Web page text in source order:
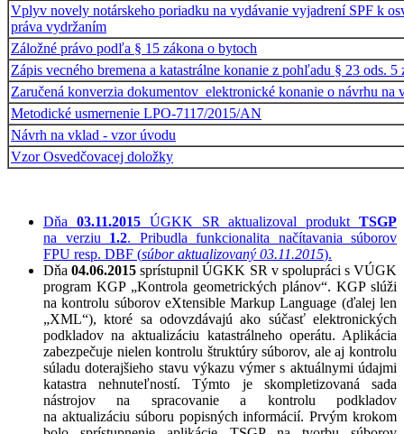
Vplyv novely notárskeho poriadku na vydávanie vyjadrení SPF k
práva vydržaním
Záložné právo podľa § 15 zákona o bytoch
Zápis vecného bremena a katastrálne konanie z pohľadu § 23 ods. 5
Zaručená konverzia dokumentov_elektronické konanie o návrhu na
Metodické usmernenie LPO-7117/2015/AN
Návrh na vklad - vzor úvodu
Vzor Osvedčovacej doložky
Dňa 03.11.2015ÚGKK SR aktualizoval produktTSGP
na verziu 1.2. Pribudla funkcionalita načítavania súborov
FPU resp. DBF (súbor aktualizovaný 03.11.2015).
Dňa04.06.2015sprístupnil ÚGKK SR v spolupráci s VÚGK
program KGP „Kontrola geometrických plánov“. KGP slúži
na kontrolu súborov eXtensible Markup Language (ďalej len
„XML“), ktoré sa odovzdávajú ako súčasť elektronických
podkladov na aktualizáciu katastrálneho operátu. Aplikácia
zabezpečuje nielen kontrolu štruktúry súborov, ale aj kontrolu
súladu doterajšieho stavu výkazu výmer s aktuálnymi údajmi
katastra nehnuteľností. Týmto je skompletizovaná sada
nástrojov na spracovanie a kontrolu podkladov
na aktualizáciu súboru popisných informácií. Prvým krokom